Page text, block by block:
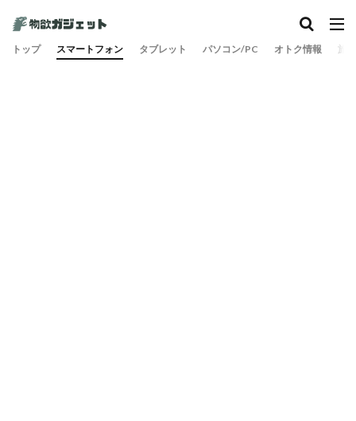
トップ スマートフォン タブレット パソコン/PC オトク情報 旅
カテゴリー